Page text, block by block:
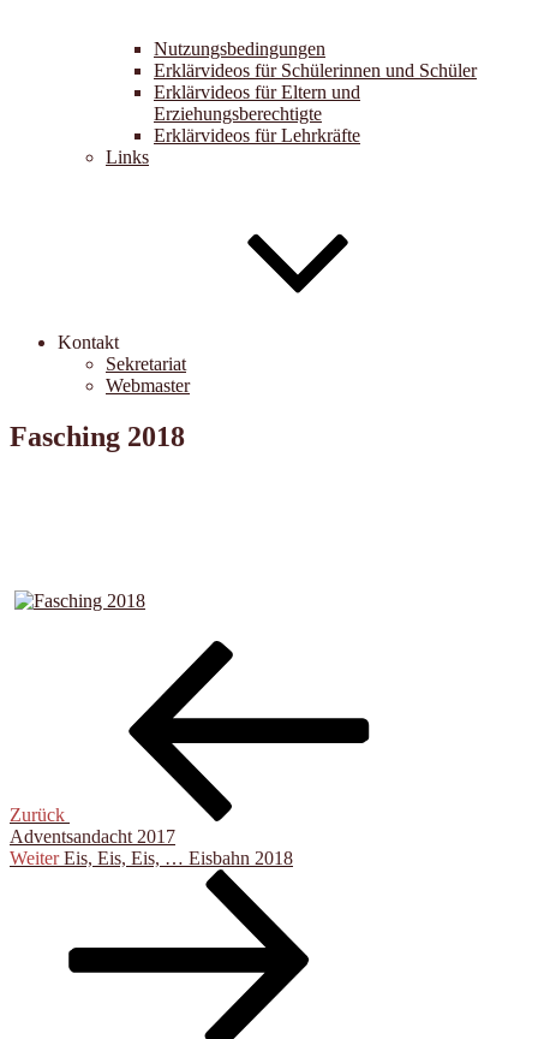
Nutzungsbedingungen
Erklärvideos für Schülerinnen und Schüler
Erklärvideos für Eltern und
Erziehungsberechtigte
Erklärvideos für Lehrkräfte
Links
Kontakt
Sekretariat
Webmaster
Fasching 2018
Beitragsnavigation
Zurück
Adventsandacht 2017
Nächster
Weiter Eis, Eis, Eis, … Eisbahn 2018